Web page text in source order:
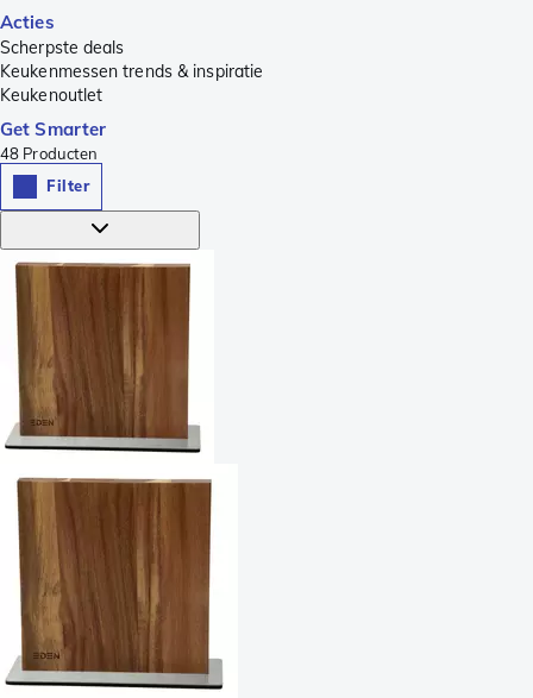
Acties
Scherpste deals
Keukenmessen trends & inspiratie
Keukenoutlet
Get Smarter
48 Producten
Filter